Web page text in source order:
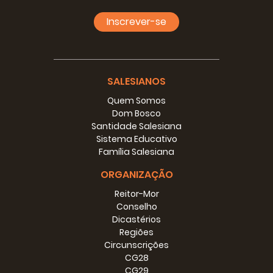
pastoral – que deve atuar em sincronia, com apoio
recíproco. Nesse sentido, emergiram alguns desafios a
(1) Continuar na Família Salesiana, em comunhão com as
Igrejas locais, a ação de promoção das Causas através
de iniciativas que tornem conhecidos e imitados os
nossos candidatos à santidade e rezar a eles. Pergunto,
como provocação: “Damos atenção à invocação dos
nossos Beatos, Veneráveis e Servos de Deus? Confiamos
na comunhão dos santos? Cremos na capacidade de
intercessão dos santos?”.
(2) Para sincronizar da melhor forma o binário do
“governo” com o da Postulação é necessário que haja,
para cada Causa em nível local, pessoas que assumam
a responsabilidade de acompanhar as nossas Causas,
mantê-las ativas, difundir a veneração pelos
Servos/Servas de Deus, pelos Veneráveis, pelos Beatos,
em comunhão e colaboração com a Igreja local. Vice-
Postuladores, colaboradores, promotores devem
Inscrever-se
SALESIANOS
Quem Somos
Dom Bosco
Santidade Salesiana
Sistema Educativo
Família Salesiana
ORGANIZAÇÃO
Reitor-Mor
Conselho
Dicastérios
Regiões
Circunscrições
CG28
CG29